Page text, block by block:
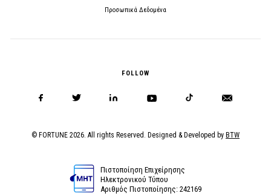
Προσωπικά Δεδομένα
FOLLOW
© FORTUNE 2026. All rights Reserved. Designed & Developed by BTW
Πιστοποίηση Επιχείρησης
Ηλεκτρονικού Τύπου
Αριθμός Πιστοποίησης: 242169